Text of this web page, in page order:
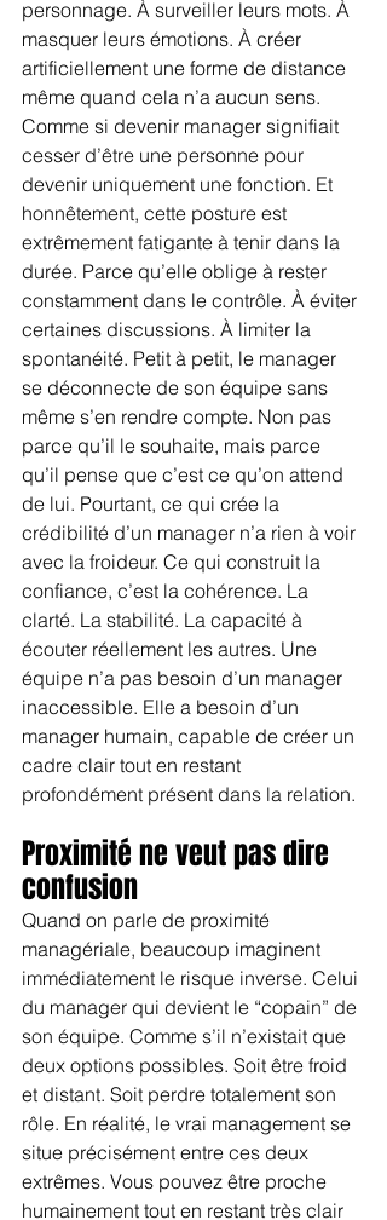
personnage. À surveiller leurs mots. À
masquer leurs émotions. À créer
artificiellement une forme de distance
même quand cela n’a aucun sens.
Comme si devenir manager signifiait
cesser d’être une personne pour
devenir uniquement une fonction. Et
honnêtement, cette posture est
extrêmement fatigante à tenir dans la
durée. Parce qu’elle oblige à rester
constamment dans le contrôle. À éviter
certaines discussions. À limiter la
spontanéité. Petit à petit, le manager
se déconnecte de son équipe sans
même s’en rendre compte. Non pas
parce qu’il le souhaite, mais parce
qu’il pense que c’est ce qu’on attend
de lui. Pourtant, ce qui crée la
crédibilité d’un manager n’a rien à voir
avec la froideur. Ce qui construit la
confiance, c’est la cohérence. La
clarté. La stabilité. La capacité à
écouter réellement les autres. Une
équipe n’a pas besoin d’un manager
inaccessible. Elle a besoin d’un
manager humain, capable de créer un
cadre clair tout en restant
profondément présent dans la relation.
Proximité ne veut pas dire
confusion
Quand on parle de proximité
managériale, beaucoup imaginent
immédiatement le risque inverse. Celui
du manager qui devient le “copain” de
son équipe. Comme s’il n’existait que
deux options possibles. Soit être froid
et distant. Soit perdre totalement son
rôle. En réalité, le vrai management se
situe précisément entre ces deux
extrêmes. Vous pouvez être proche
humainement tout en restant très clair